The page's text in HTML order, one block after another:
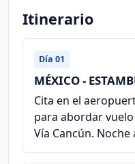
Itinerario
Día 01
MÉXICO -
Cita en el
para abordar
Vía Cancún. Noche